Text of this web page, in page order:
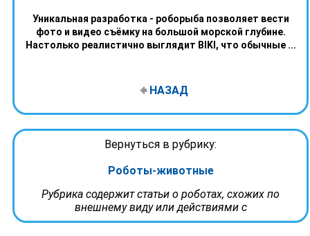
Уникальная разработка - роборыба позволяет вести
фото и видео съёмку на большой морской глубине.
Настолько реалистично выглядит BIKI, что обычные ...
НАЗАД
Вернуться в рубрику:
Роботы-животные
Рубрика содержит статьи о роботах, схожих по
внешнему виду или действиями с